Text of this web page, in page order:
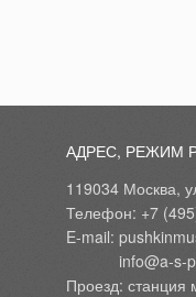
АДРЕС, РЕЖИМ
119034 Москва,
Телефон: +7
E-mail:
Проезд: станция